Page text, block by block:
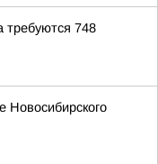
требуются 748
Новосибирского